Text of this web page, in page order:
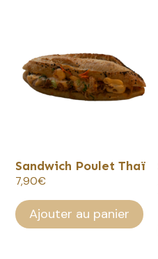
Sandwich Poulet Thaï
7,90€
Ajouter au panier